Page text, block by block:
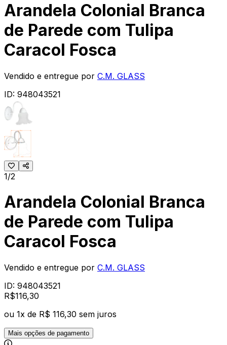
Arandela Colonial Branca
de Parede com Tulipa
Caracol Fosca
Vendido e entregue por C.M. GLASS
ID: 948043521
1/2
Arandela Colonial Branca
de Parede com Tulipa
Caracol Fosca
Vendido e entregue por C.M. GLASS
ID: 948043521
R$116,30
ou 1x de R$ 116,30 sem juros
Mais opções de pagamento